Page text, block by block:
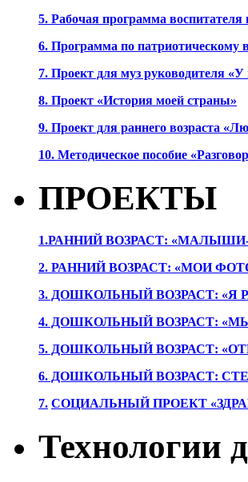
5. Рабочая программа
6. Программа по патриотическому
7. Проект для муз руководителя «У
8. Проект «История моей страны»
9. Проект для раннего возраста
10. Методическое пособие
ПРОЕКТЫ
1.РАННИЙ ВОЗРАСТ:
2. РАННИЙ ВОЗРАСТ: «МОИ
3. ДОШКОЛЬНЫЙ ВОЗРАСТ: «Я
4. ДОШКОЛЬНЫЙ ВОЗРАСТ:
5. ДОШКОЛЬНЫЙ ВОЗРАСТ:
6. ДОШКОЛЬНЫЙ ВОЗРАСТ:
7. СОЦИАЛЬНЫЙ ПРОЕКТ
Технологии